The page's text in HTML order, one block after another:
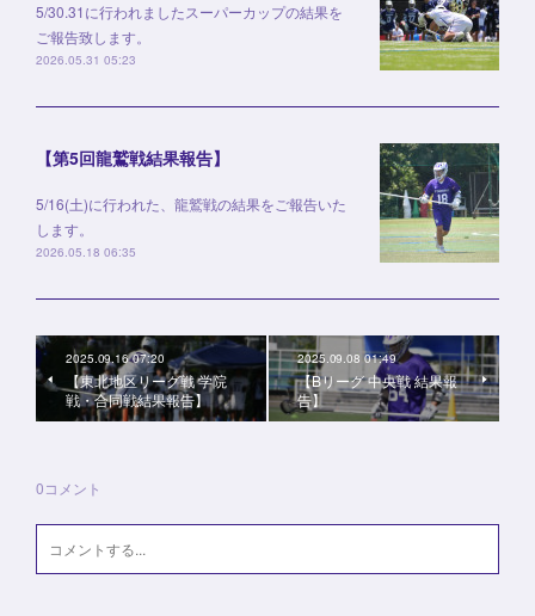
5/30.31に行われましたスーパーカップの結果を
ご報告致します。
2026.05.31 05:23
【第5回龍鷲戦結果報告】
5/16(土)に行われた、龍鷲戦の結果をご報告いた
します。
2026.05.18 06:35
2025.09.16 07:20
【東北地区リーグ戦 学院
戦・合同戦結果報告】
2025.09.08 01:49
【Bリーグ 中央戦 結果報
告】
0コメント